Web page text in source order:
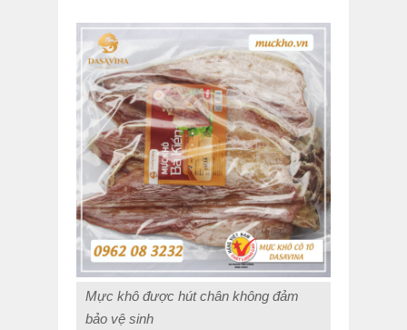
Mực khô được hút chân không đảm
bảo vệ sinh